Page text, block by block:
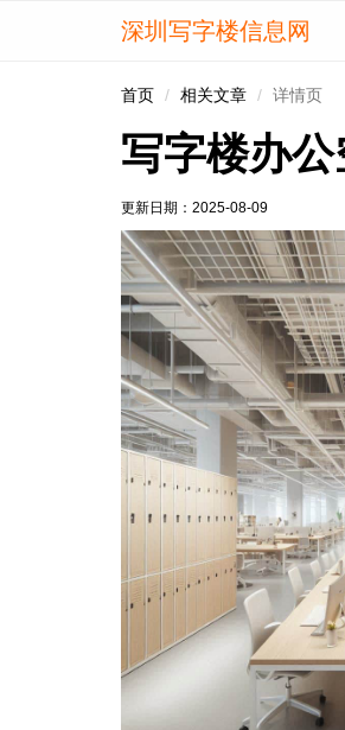
深圳写字楼信息网
首页 相关文章 详情页
写字楼办
更新日期： 2025-08-09